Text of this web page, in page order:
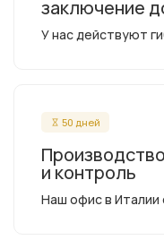
заключение
У нас действуют
50 дней
Производство
и контроль
Наш офис в Италии